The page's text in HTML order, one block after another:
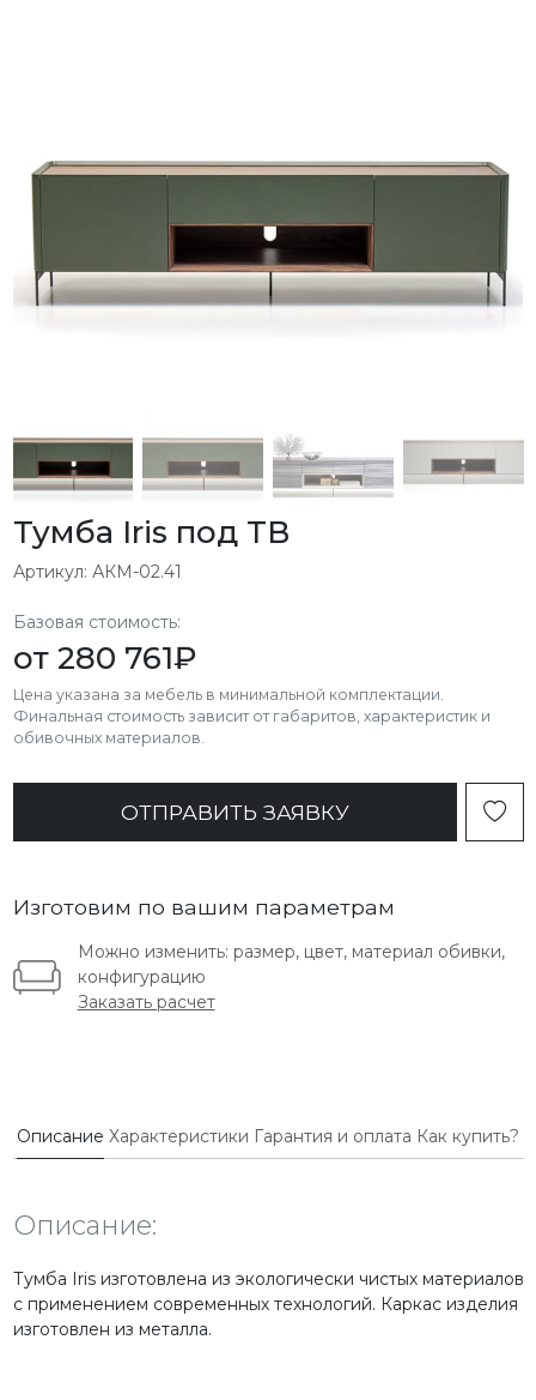
Тумба Iris под ТВ
Артикул: АКМ-02.41
Базовая стоимость:
от 280 761₽
Цена указана за мебель в минимальной комплектации.
Финальная стоимость зависит от габаритов, характеристик и
обивочных материалов.
ОТПРАВИТЬ ЗАЯВКУ
Изготовим по вашим параметрам
Можно изменить: размер, цвет, материал обивки,
конфигурацию
Заказать расчет
Описание Характеристики Гарантия и оплата Как купить?
Описание:
Тумба Iris изготовлена из экологически чистых материалов
с применением современных технологий. Каркас изделия
изготовлен из металла.